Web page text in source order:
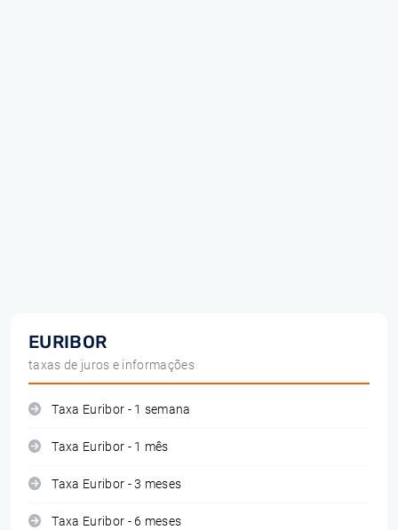
EURIBOR
taxas de juros e informações
Taxa Euribor - 1 semana
Taxa Euribor - 1 mês
Taxa Euribor - 3 meses
Taxa Euribor - 6 meses